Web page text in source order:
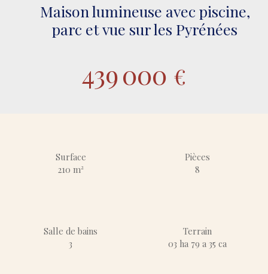
Maison lumineuse avec piscine,
parc et vue sur les Pyrénées
439 000 €
Surface
210m²
Pièces
8
Salle de bains
3
Terrain
03 ha 79 a 35 ca